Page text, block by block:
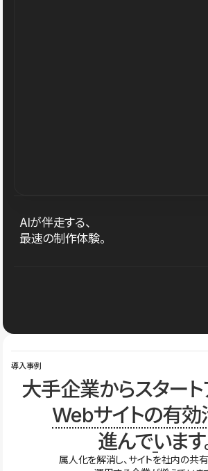
AIが伴走する、
最速の制作体験。
導入事例
大手企業からスタート
Webサイトの有効
進んでいます
属人化を解消し、サイトを社内の共